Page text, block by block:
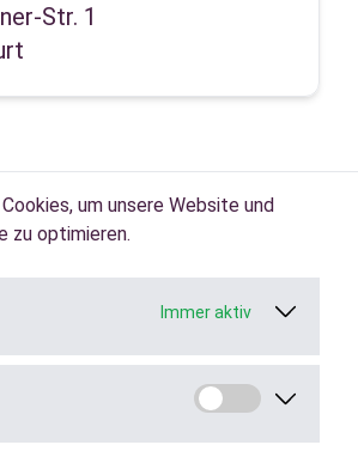
um unsere Website und
zu optimieren.
Immer aktiv
Str. 1
Zeitarbeit